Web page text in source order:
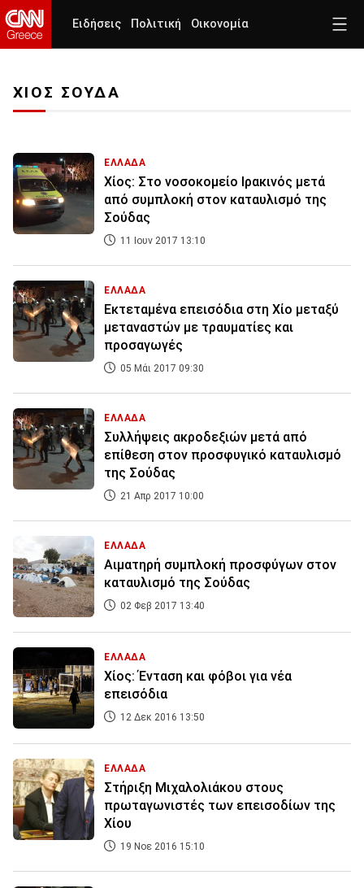
Ειδήσεις Πολιτική Οικονομία
ΧΙΟΣ ΣΟΥΔΑ
ΕΛΛΑΔΑ
Χίος: Στο νοσοκομείο Ιρακινός μετά
από συμπλοκή στον καταυλισμό της
Σούδας
11 Ιουν 2017 13:10
ΕΛΛΑΔΑ
Εκτεταμένα επεισόδια στη Χίο μεταξύ
μεταναστών με τραυματίες και
προσαγωγές
05 Μάι 2017 09:30
ΕΛΛΑΔΑ
Συλλήψεις ακροδεξιών μετά από
επίθεση στον προσφυγικό καταυλισμό
της Σούδας
21 Απρ 2017 10:00
ΕΛΛΑΔΑ
Αιματηρή συμπλοκή προσφύγων στον
καταυλισμό της Σούδας
02 Φεβ 2017 13:40
ΕΛΛΑΔΑ
Χίος: Ένταση και φόβοι για νέα
επεισόδια
12 Δεκ 2016 13:50
ΕΛΛΑΔΑ
Στήριξη Μιχαλολιάκου στους
πρωταγωνιστές των επεισοδίων της
Χίου
19 Νοε 2016 15:10